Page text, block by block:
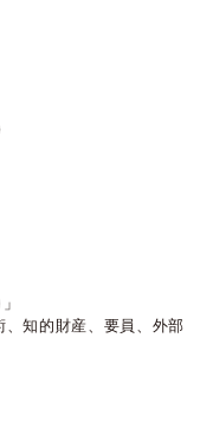
、知的財産、要員、外部